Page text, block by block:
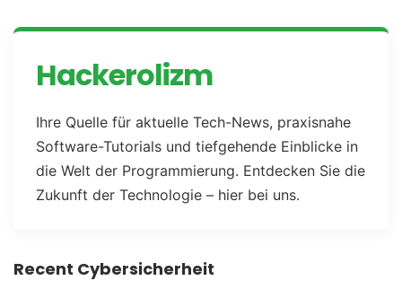
Hackerolizm
Ihre Quelle für aktuelle Tech-News, praxisnahe
Software-Tutorials und tiefgehende Einblicke in
die Welt der Programmierung. Entdecken Sie die
Zukunft der Technologie – hier bei uns.
Recent Cybersicherheit